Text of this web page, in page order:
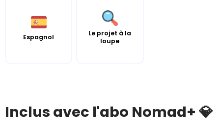
Espagnol
Le projet à la
loupe
Inclus avec l'abo Nomad+ 💎